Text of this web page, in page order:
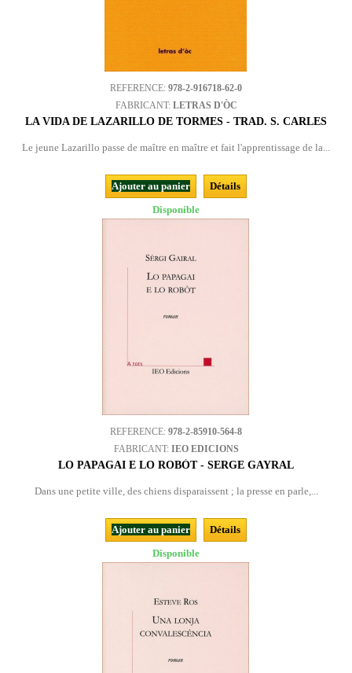
REFERENCE: 978-2-916718-62-0
FABRICANT: LETRAS D'ÒC
LA VIDA DE LAZARILLO DE TORMES - TRAD. S. CARLES
Le jeune Lazarillo passe de maître en maître et fait l'apprentissage de la...
Ajouter au panier
Détails
Disponible
REFERENCE: 978-2-85910-564-8
FABRICANT: IEO EDICIONS
LO PAPAGAI E LO ROBÒT - SERGE GAYRAL
Dans une petite ville, des chiens disparaissent ; la presse en parle,...
Ajouter au panier
Détails
Disponible